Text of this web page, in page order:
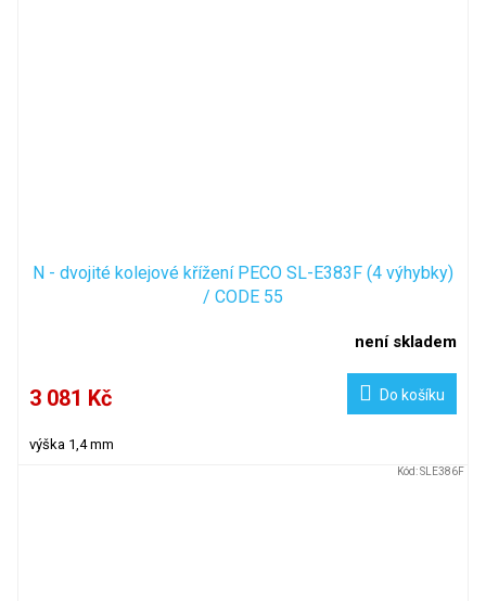
N - dvojité kolejové křížení PECO SL-E383F (4 výhybky)
/ CODE 55
není skladem
3 081 Kč Do košíku
výška 1,4 mm
Kód:SLE386F